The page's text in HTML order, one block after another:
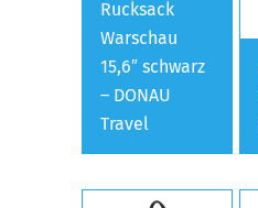
Rucksack
Warschau
15,6″ schwarz
– DONAU
Travel